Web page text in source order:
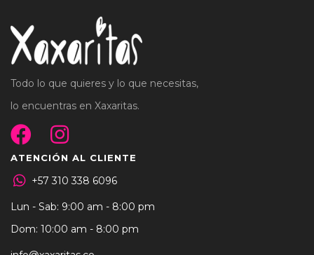
Todo lo que quieres y lo que necesitas,
lo encuentras en Xaxaritas.
ATENCIÓN AL CLIENTE
+57 310 338 6096
Lun - Sab: 9:00 am - 8:00 pm
Dom: 10:00 am - 8:00 pm